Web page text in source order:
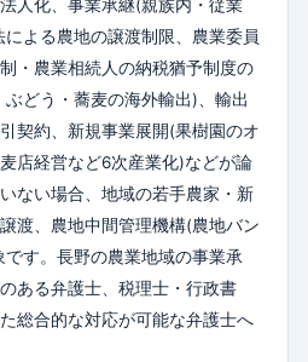
人化、事業承継(親族内・従業
よる農地の譲渡制限、農業委員
・農業相続人の納税猶予制度の
どう・蕎麦の海外輸出)、輸出
契約、新規事業展開(果樹園のオ
店経営など6次産業化)などが論
ない場合、地域の若手農家・新
渡、農地中間管理機構(農地バン
す。長野の農業地域の事業承
ある弁護士、税理士・行政書
総合的な対応が可能な弁護士へ